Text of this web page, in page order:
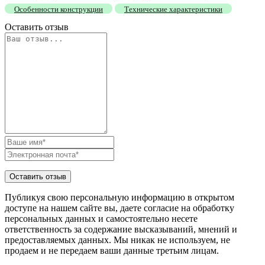
Особенности конструкции
Технические характеристики
Оставить отзыв
Публикуя свою персональную информацию в открытом
доступе на нашем сайте вы, даете согласие на обработку
персональных данных и самостоятельно несете
ответственность за содержание высказываний, мнений и
предоставляемых данных. Мы никак не используем, не
продаем и не передаем ваши данные третьим лицам.